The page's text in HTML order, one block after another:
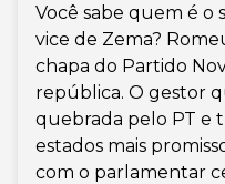
Você sabe quem é o
vice de Zema?
chapa do Partido
república. O gestor
quebrada pelo PT e
estados mais
com o parlamentar